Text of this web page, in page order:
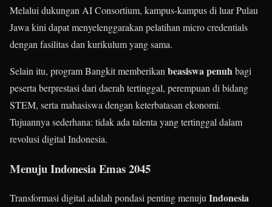
Melalui dukungan AI Consortium, kampus-kampus di luar Pulau
Jawa kini dapat menyelenggarakan pelatihan micro credentials
dengan fasilitas dan kurikulum yang sama.
Selain itu, program Bangkit memberikan beasiswa penuhbagi
peserta berprestasi dari daerah tertinggal, perempuan di bidang
STEM, serta mahasiswa dengan keterbatasan ekonomi.
Tujuannya sederhana: tidak ada talenta yang tertinggal dalam
revolusi digital Indonesia.
Menuju Indonesia Emas 2045
Transformasi digital adalah pondasi penting menujuIndonesia